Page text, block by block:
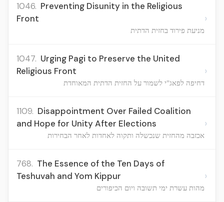
1046. Preventing Disunity in the Religious
Front
מניעת פירוד בחזית הדתית
›
1047. Urging Pagi to Preserve the United
Religious Front
דחיפה לפאג"י לשמור על החזית הדתית המאוחדת
›
1109. Disappointment Over Failed Coalition
and Hope for Unity After Elections
אכזבה מהחזית שנכשלה ותקוה לאחדות לאחר הבחירות
›
768. The Essence of the Ten Days of
Teshuvah and Yom Kippur
מהות עשרת ימי תשובה ויום הכיפורים
›